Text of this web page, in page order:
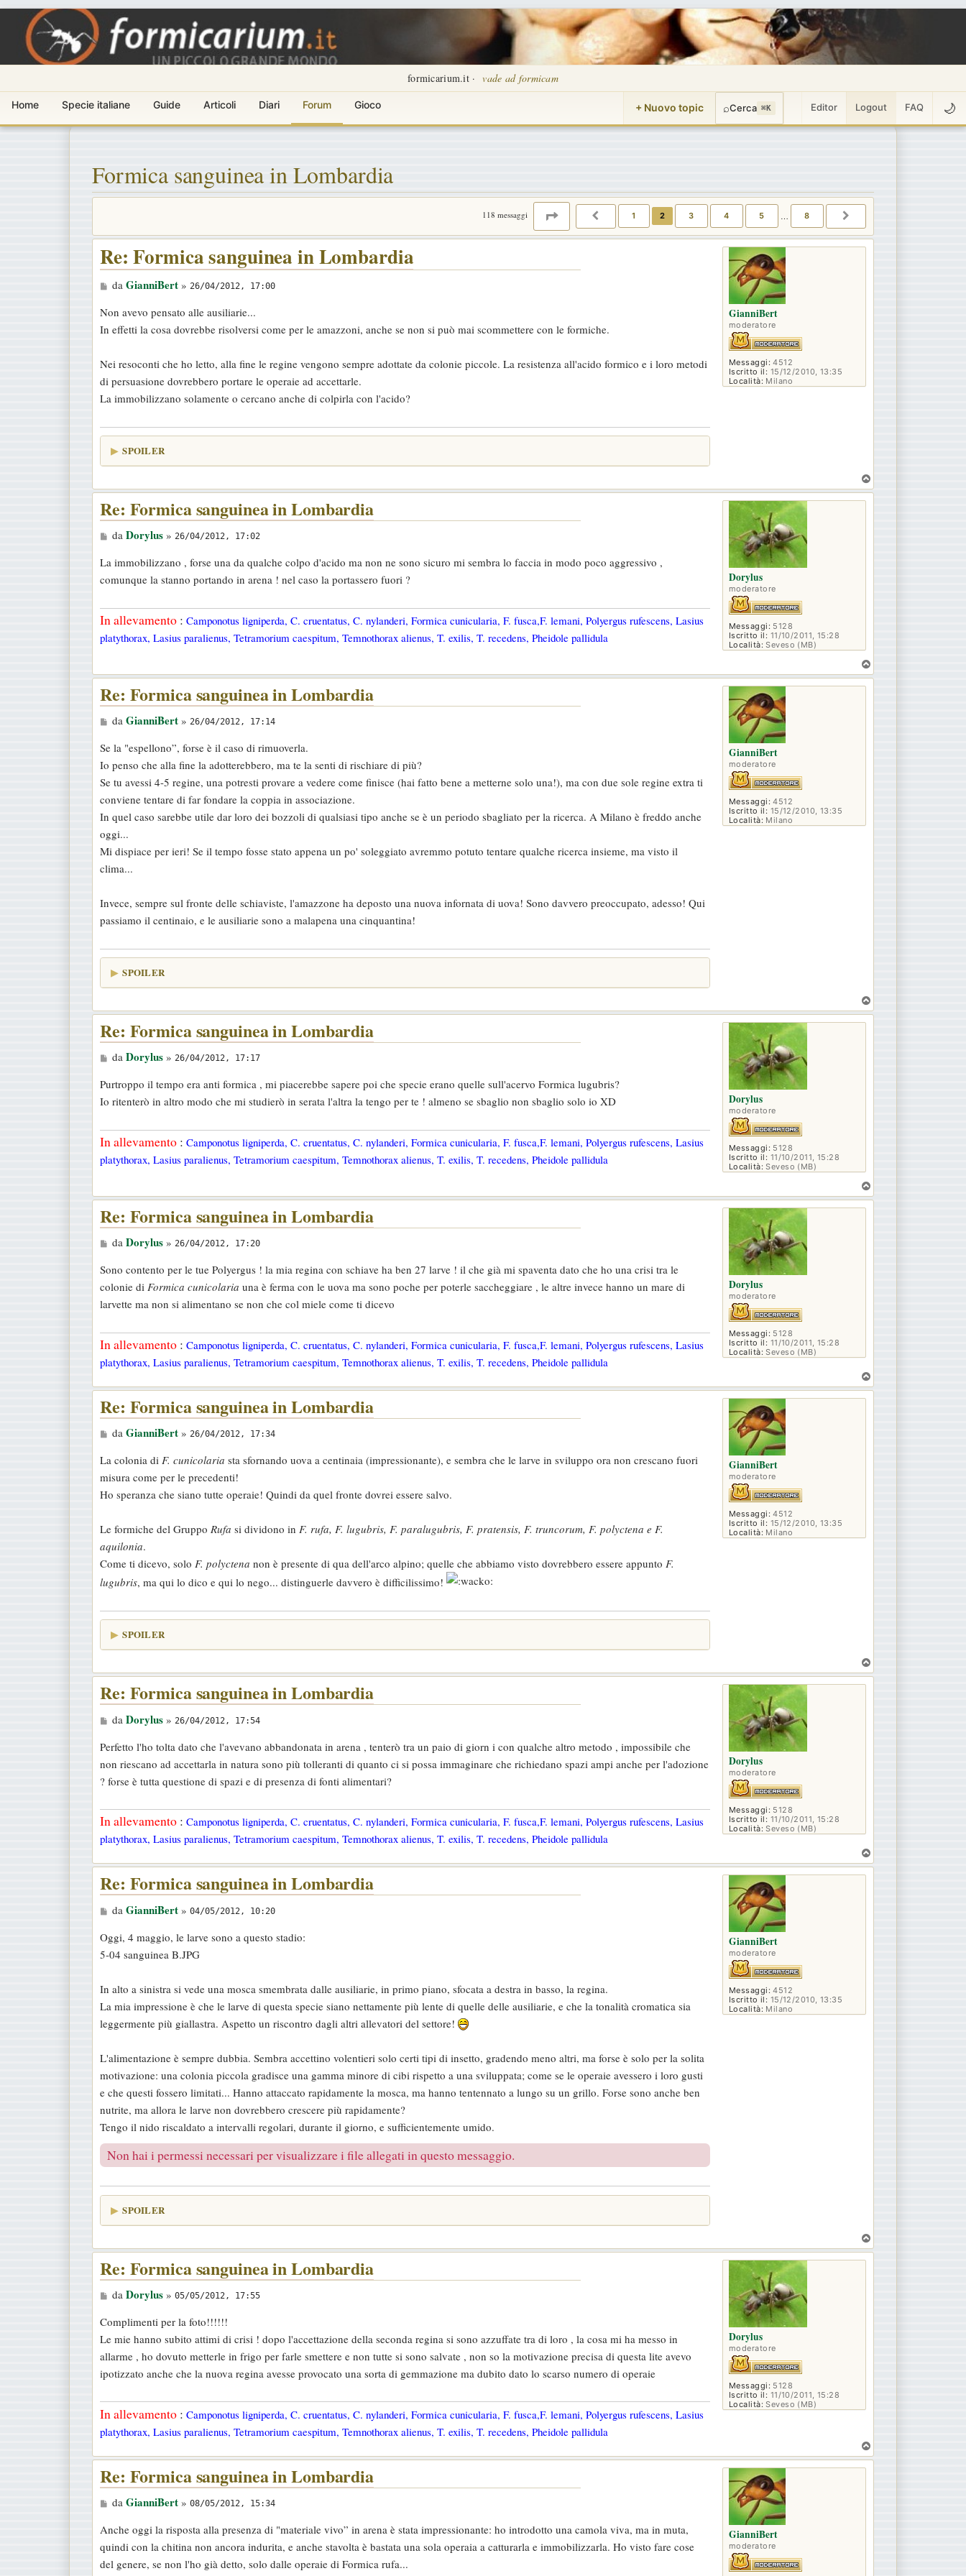
formicarium.it · vade ad formicam
Home Specie italiane Guide Articoli Diari Forum Gioco + Nuovo topic ⌕Cerca ⌘K Editor Logout FAQ 🌙
Formica sanguinea in Lombardia
118 messaggi PAGINA2 PRECEDENTE
1 2 3 4 5 … 8
GianniBert
moderatore
Messaggi: 4512
Iscritto il: 15/12/2010, 13:35
Località: Milano
Re: Formica sanguinea in Lombardia
M
s
s
g
g
i
da GianniBert» 26/04/2012, 17:00
Non avevo pensato alle ausiliarie...
In effetti la cosa dovrebbe risolversi come per le amazzoni, anche se non si può mai scommettere con le formiche.
Nei resoconti che ho letto, alla fine le regine vengono sempre adottate da colonie piccole. La resistenza all'acido formico e i loro metodi
di persuasione dovrebbero portare le operaie ad accettarle.
La immobilizzano solamente o cercano anche di colpirla con l'acido?
SPOILER
o
Dorylus
moderatore
Messaggi: 5128
Iscritto il: 11/10/2011, 15:28
Località: Seveso (MB)
Re: Formica sanguinea in Lombardia
M
s
s
g
g
o
da Dorylus» 26/04/2012, 17:02
La immobilizzano , forse una da qualche colpo d'acido ma non ne sono sicuro mi sembra lo faccia in modo poco aggressivo ,
comunque la stanno portando in arena ! nel caso la portassero fuori ?
In allevamento : Camponotus ligniperda, C. cruentatus, C. nylanderi, Formica cunicularia, F. fusca,F. lemani, Polyergus rufescens, Lasius
platythorax, Lasius paralienus, Tetramorium caespitum, Temnothorax alienus, T. exilis, T. recedens, Pheidole pallidula
o
GianniBert
moderatore
Messaggi: 4512
Iscritto il: 15/12/2010, 13:35
Località: Milano
Re: Formica sanguinea in Lombardia
M
s
s
a
g
g
i
o
da GianniBert» 26/04/2012, 17:14
Se la "espellono”, forse è il caso di rimuoverla.
Io penso che alla fine la adotterebbero, ma te la senti di rischiare di più?
Se tu avessi 4-5 regine, una potresti provare a vedere come finisce (hai fatto bene a metterne solo una!), ma con due sole regine extra ti
conviene tentare di far fondare la coppia in associazione.
In quel caso sarebbe utile dar loro dei bozzoli di qualsiasi tipo anche se è un periodo sbagliato per la ricerca. A Milano è freddo anche
oggi...
Mi dispiace per ieri! Se il tempo fosse stato appena un po' soleggiato avremmo potuto tentare qualche ricerca insieme, ma visto il
clima...
Invece, sempre sul fronte delle schiaviste, l'amazzone ha deposto una nuova infornata di uova! Sono davvero preoccupato, adesso! Qui
passiamo il centinaio, e le ausiliarie sono a malapena una cinquantina!
SPOILER
o
Dorylus
moderatore
Messaggi: 5128
Iscritto il: 11/10/2011, 15:28
Località: Seveso (MB)
Re: Formica sanguinea in Lombardia
M
s
s
g
g
o
da Dorylus» 26/04/2012, 17:17
Purtroppo il tempo era anti formica , mi piacerebbe sapere poi che specie erano quelle sull'acervo Formica lugubris?
Io ritenterò in altro modo che mi studierò in serata l'altra la tengo per te ! almeno se sbaglio non sbaglio solo io XD
In allevamento : Camponotus ligniperda, C. cruentatus, C. nylanderi, Formica cunicularia, F. fusca,F. lemani, Polyergus rufescens, Lasius
platythorax, Lasius paralienus, Tetramorium caespitum, Temnothorax alienus, T. exilis, T. recedens, Pheidole pallidula
o
Dorylus
moderatore
Messaggi: 5128
Iscritto il: 11/10/2011, 15:28
Località: Seveso (MB)
Re: Formica sanguinea in Lombardia
M
s
s
a
g
i
da Dorylus» 26/04/2012, 17:20
Sono contento per le tue Polyergus ! la mia regina con schiave ha ben 27 larve ! il che già mi spaventa dato che ho una crisi tra le
colonie di Formica cunicolaria una è ferma con le uova ma sono poche per poterle saccheggiare , le altre invece hanno un mare di
larvette ma non si alimentano se non che col miele come ti dicevo
In allevamento : Camponotus ligniperda, C. cruentatus, C. nylanderi, Formica cunicularia, F. fusca,F. lemani, Polyergus rufescens, Lasius
platythorax, Lasius paralienus, Tetramorium caespitum, Temnothorax alienus, T. exilis, T. recedens, Pheidole pallidula
o
GianniBert
moderatore
Messaggi: 4512
Iscritto il: 15/12/2010, 13:35
Località: Milano
Re: Formica sanguinea in Lombardia
M
s
s
a
g
i
o
da GianniBert» 26/04/2012, 17:34
La colonia di F. cunicolaria sta sfornando uova a centinaia (impressionante), e sembra che le larve in sviluppo ora non crescano fuori
misura come per le precedenti!
Ho speranza che siano tutte operaie! Quindi da quel fronte dovrei essere salvo.
Le formiche del Gruppo Rufa si dividono in F. rufa, F. lugubris, F. paralugubris, F. pratensis, F. truncorum, F. polyctena e F.
aquilonia.
Come ti dicevo, solo F. polyctena non è presente di qua dell'arco alpino; quelle che abbiamo visto dovrebbero essere appunto F.
lugubris, ma qui lo dico e qui lo nego... distinguerle davvero è difficilissimo!
SPOILER
o
Dorylus
moderatore
Messaggi: 5128
Iscritto il: 11/10/2011, 15:28
Località: Seveso (MB)
Re: Formica sanguinea in Lombardia
M
s
s
a
g
i
da Dorylus» 26/04/2012, 17:54
Perfetto l'ho tolta dato che l'avevano abbandonata in arena , tenterò tra un paio di giorn i con qualche altro metodo , impossibile che
non riescano ad accettarla in natura sono più tolleranti di quanto ci si possa immaginare che richiedano spazi ampi anche per l'adozione
? forse è tutta questione di spazi e di presenza di fonti alimentari?
In allevamento : Camponotus ligniperda, C. cruentatus, C. nylanderi, Formica cunicularia, F. fusca,F. lemani, Polyergus rufescens, Lasius
platythorax, Lasius paralienus, Tetramorium caespitum, Temnothorax alienus, T. exilis, T. recedens, Pheidole pallidula
o
GianniBert
moderatore
Messaggi: 4512
Iscritto il: 15/12/2010, 13:35
Località: Milano
Re: Formica sanguinea in Lombardia
M
s
s
g
g
i
da GianniBert» 04/05/2012, 10:20
Oggi, 4 maggio, le larve sono a questo stadio:
5-04 sanguinea B.JPG
In alto a sinistra si vede una mosca smembrata dalle ausiliarie, in primo piano, sfocata a destra in basso, la regina.
La mia impressione è che le larve di questa specie siano nettamente più lente di quelle delle ausiliarie, e che la tonalità cromatica sia
leggermente più giallastra. Aspetto un riscontro dagli altri allevatori del settore!
L'alimentazione è sempre dubbia. Sembra accettino volentieri solo certi tipi di insetto, gradendo meno altri, ma forse è solo per la solita
motivazione: una colonia piccola gradisce una gamma minore di cibi rispetto a una sviluppata; come se le operaie avessero i loro gusti
e che questi fossero limitati... Hanno attaccato rapidamente la mosca, ma hanno tentennato a lungo su un grillo. Forse sono anche ben
nutrite, ma allora le larve non dovrebbero crescere più rapidamente?
Tengo il nido riscaldato a intervalli regolari, durante il giorno, e sufficientemente umido.
Non hai i permessi necessari per visualizzare i file allegati in questo messaggio.
SPOILER
o
Dorylus
moderatore
Messaggi: 5128
Iscritto il: 11/10/2011, 15:28
Località: Seveso (MB)
Re: Formica sanguinea in Lombardia
M
s
s
a
g
i
o
da Dorylus» 05/05/2012, 17:55
Complimenti per la foto!!!!!!
Le mie hanno subito attimi di crisi ! dopo l'accettazione della seconda regina si sono azzuffate tra di loro , la cosa mi ha messo in
allarme , ho dovuto metterle in frigo per farle smettere e non tutte si sono salvate , non so la motivazione precisa di questa lite avevo
ipotizzato anche che la nuova regina avesse provocato una sorta di gemmazione ma dubito dato lo scarso numero di operaie
In allevamento : Camponotus ligniperda, C. cruentatus, C. nylanderi, Formica cunicularia, F. fusca,F. lemani, Polyergus rufescens, Lasius
platythorax, Lasius paralienus, Tetramorium caespitum, Temnothorax alienus, T. exilis, T. recedens, Pheidole pallidula
o
GianniBert
moderatore
Re: Formica sanguinea in Lombardia
M
s
s
a
da GianniBert» 08/05/2012, 15:34
Anche oggi la risposta alla presenza di "materiale vivo” in arena è stata impressionante: ho introdotto una camola viva, ma in muta,
quindi con la chitina non ancora indurita, e anche stavolta è bastata una sola operaia a catturarla e immobilizzarla. Ho visto fare cose
del genere, se non l'ho già detto, solo dalle operaie di Formica rufa...